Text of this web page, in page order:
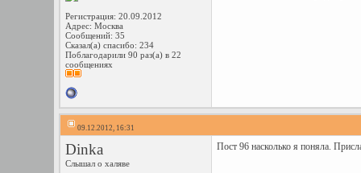
Регистрация: 20.09.2012
Адрес: Москва
Сообщений: 35
Сказал(а) спасибо: 234
Поблагодарили 90 раз(а) в 22
сообщениях
09.12.2012, 16:31
Dinka
Слышал о халяве
Пост 96 насколько я поняла.